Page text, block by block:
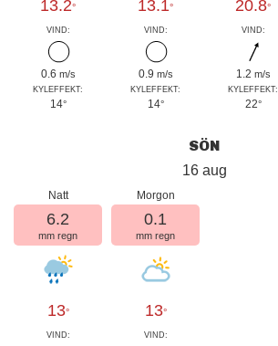
13.2°
VIND:
0.6 m/s
KYLEFFEKT:
14°
13.1°
VIND:
0.9 m/s
KYLEFFEKT:
14°
20.8°
VIND:
1.2 m/s
KYLEFFEKT:
22°
SÖN
16 aug
Natt
6.2
mm regn
13°
VIND:
Morgon
0.1
mm regn
13°
VIND: